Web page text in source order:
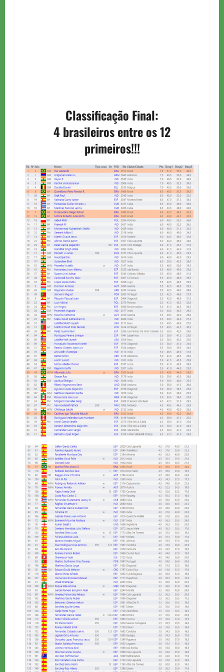
Classificação Final:
4 brasileiros entre os 12
primeiros!!!